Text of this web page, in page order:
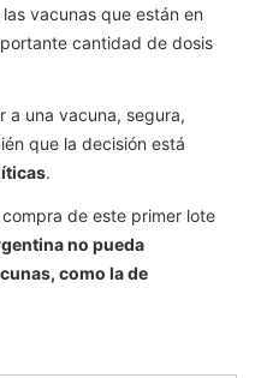
vacunas que están en
cantidad de dosis
a una vacuna, segura,
que la decisión está
.
de este primer lote
no pueda
como la de